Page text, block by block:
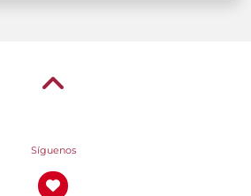
Síguenos